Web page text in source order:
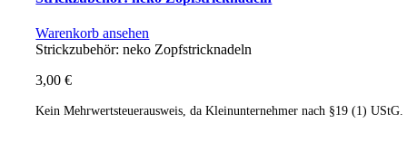
Warenkorb ansehen
Strickzubehör: neko Zopfstricknadeln
3,00€
Kein Mehrwertsteuerausweis, da Kleinunternehmer nach §19 (1) UStG.